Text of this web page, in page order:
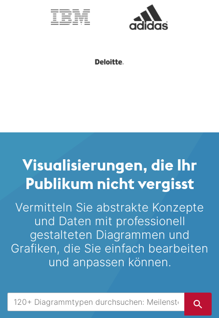
Visualisierungen, die Ihr
Publikum nicht vergisst
Vermitteln Sie abstrakte Konzepte
und Daten mit professionell
gestalteten Diagrammen und
Grafiken, die Sie einfach bearbeiten
und anpassen können.